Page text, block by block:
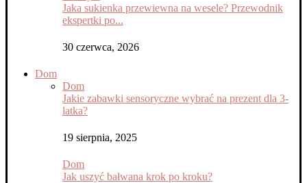
Jaka sukienka przewiewna na wesele? Przewodnik
ekspertki po...
30 czerwca, 2026
Dom
Dom
Jakie zabawki sensoryczne wybrać na prezent dla 3-
latka?
19 sierpnia, 2025
Dom
Jak uszyć bałwana krok po kroku?